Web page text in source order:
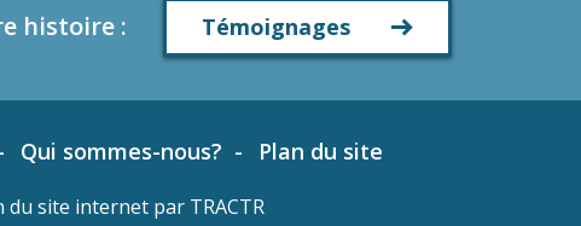
histoire : Témoignages
Qui sommes-nous? Plan du site
du site internet par TRACTR